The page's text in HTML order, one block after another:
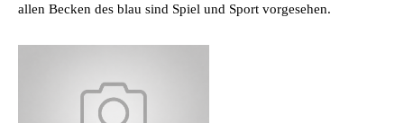
allen Becken des blau sind Spiel und Sport vorgesehen.